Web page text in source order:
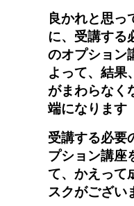
良かれと思っ
に、受講する
のオプション
よって、結果
がまわらなく
端になります
受講する必要
プション講座
て、 かえって
スクがござい